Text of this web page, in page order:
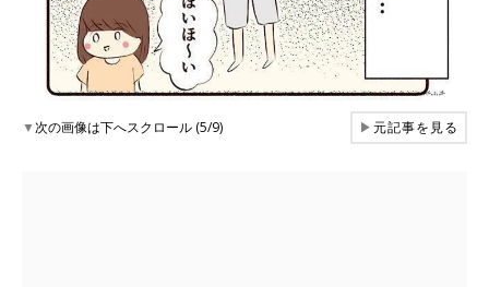
▼次の画像は下へスクロール (5/9) ▶元記事を見る